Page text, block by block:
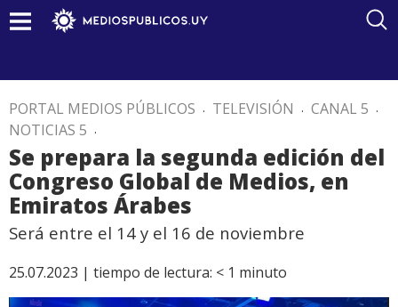
PORTAL MEDIOS PÚBLICOS . TELEVISIÓN . CANAL 5 .
NOTICIAS 5 .
Se prepara la segunda edición del
Congreso Global de Medios, en
Emiratos Árabes
Será entre el 14 y el 16 de noviembre
25.07.2023 | tiempo de lectura: < 1 minuto